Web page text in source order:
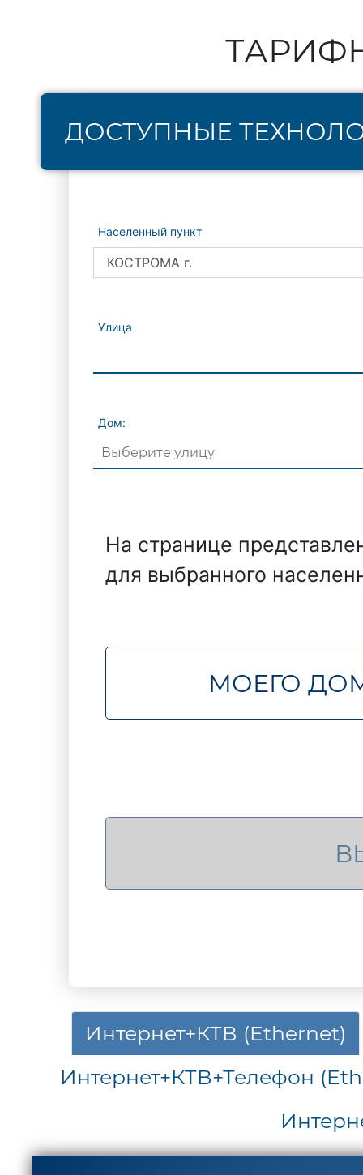
ДОСТУПНЫЕ
Населенный пункт
Улица
Дом:
На странице
для выбранного
МОЕГО
Интернет+КТВ (Ethernet)
Интернет+КТВ+Телефон